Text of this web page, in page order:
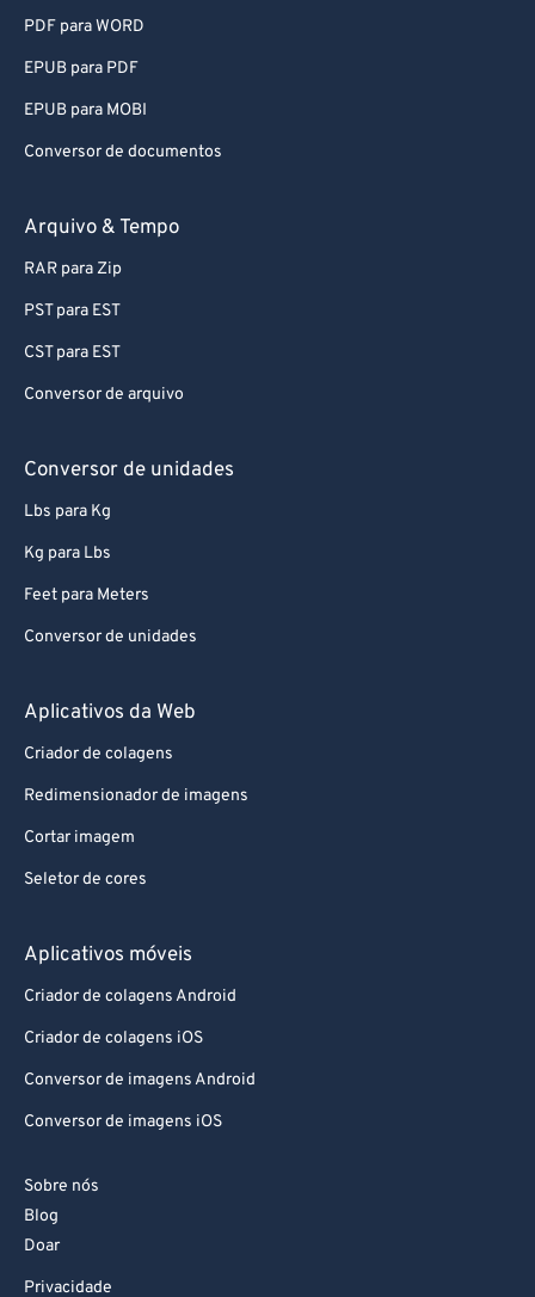
PDF para WORD
EPUB para PDF
EPUB para MOBI
Conversor de documentos
Arquivo & Tempo
RAR para Zip
PST para EST
CST para EST
Conversor de arquivo
Conversor de unidades
Lbs para Kg
Kg para Lbs
Feet para Meters
Conversor de unidades
Aplicativos da Web
Criador de colagens
Redimensionador de imagens
Cortar imagem
Seletor de cores
Aplicativos móveis
Criador de colagens Android
Criador de colagens iOS
Conversor de imagens Android
Conversor de imagens iOS
Sobre nós
Blog
Doar
Privacidade